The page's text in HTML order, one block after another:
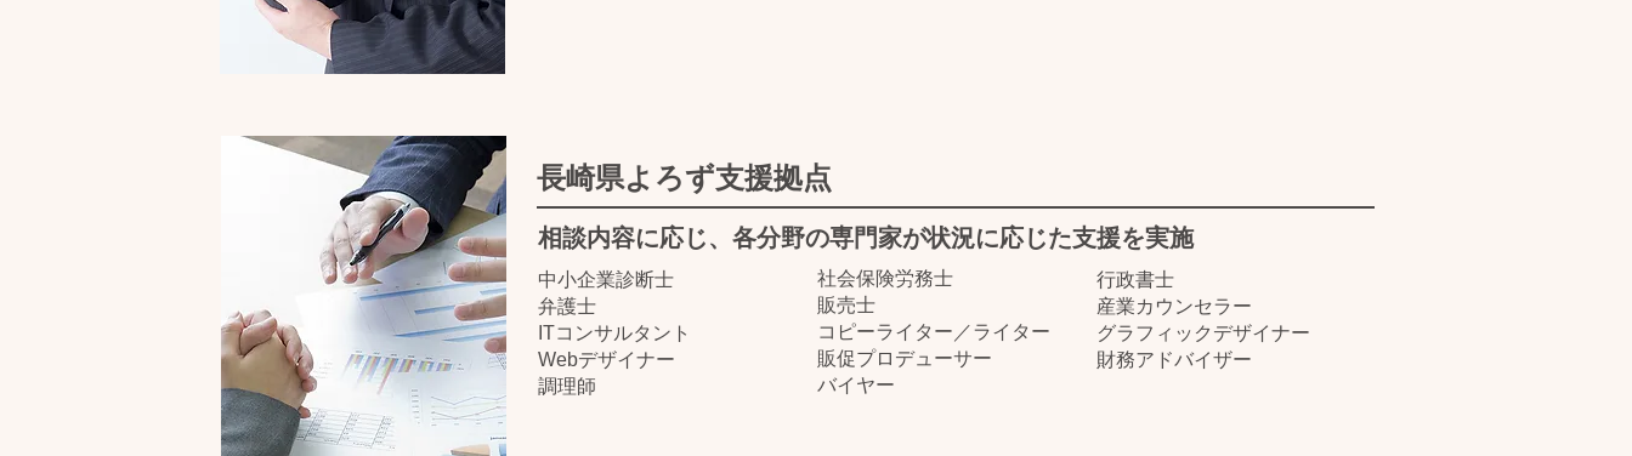
長崎県よろず支援拠点
相談内容に応じ、各分野の専門家が状況に応じた支援を実施
中小企業診断士
弁護士
​ITコンサルタント
​Webデザイナー
​調理師
​社会保険労務士
​販売士
​コピーライター／ライター
​販促プロデューサー
​バイヤー
行政書士
​産業カウンセラー
​グラフィックデザイナー
財務アドバイザー